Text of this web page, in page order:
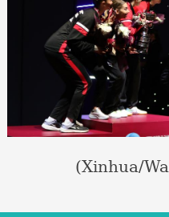
(Xinhua/